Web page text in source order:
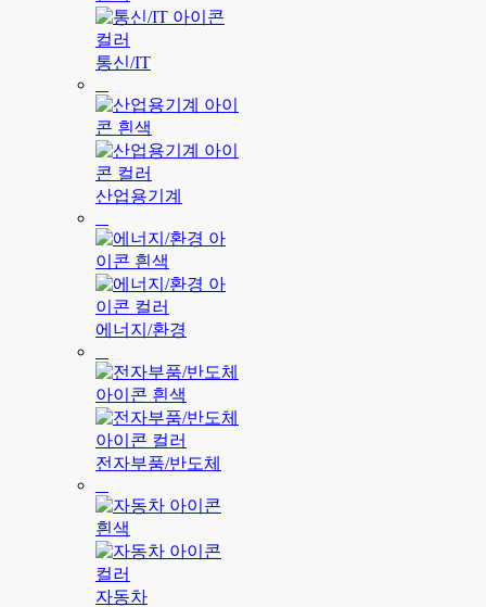
통신/IT
산업용기계
에너지/환경
전자부품/반도체
자동차